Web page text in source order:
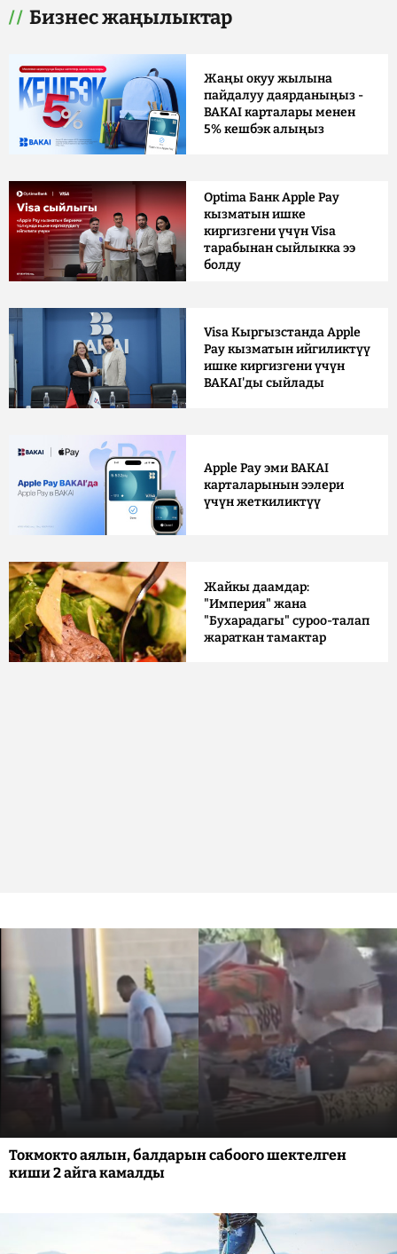
Бизнес жаңылыктар
Жаңы окуу жылына
пайдалуу даярданыңыз -
BAKAI карталары менен
5% кешбэк алыңыз
Optima Банк Apple Pay
кызматын ишке
киргизгени үчүн Visa
тарабынан сыйлыкка ээ
болду
Visa Кыргызстанда Apple
Pay кызматын ийгиликтүү
ишке киргизгени үчүн
BAKAI'ды сыйлады
Apple Pay эми BAKAI
карталарынын ээлери
үчүн жеткиликтүү
Жайкы даамдар:
"Империя" жана
"Бухарадагы" суроо-талап
жараткан тамактар
Токмокто аялын, балдарын сабоого шектелген
киши 2 айга камалды